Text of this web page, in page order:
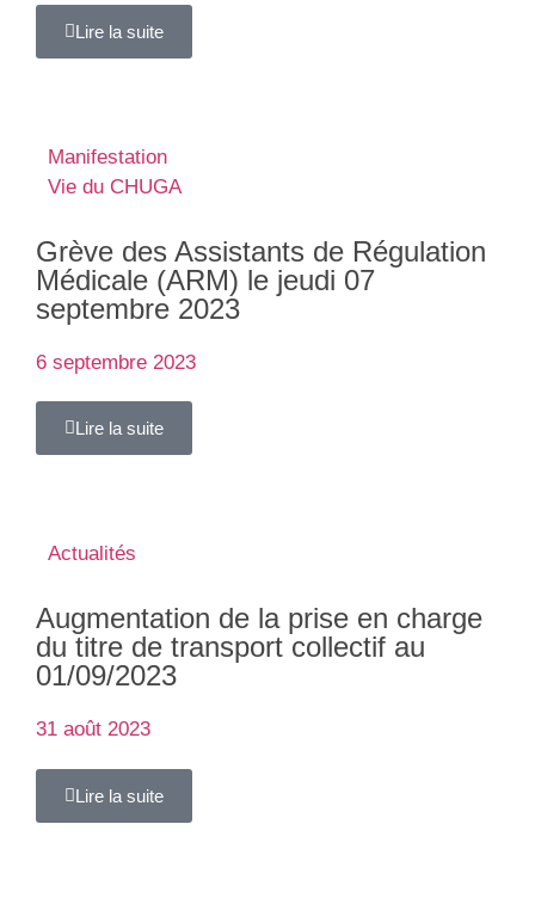
Lire la suite
Manifestation
Vie du CHUGA
Grève des Assistants de Régulation
Médicale (ARM) le jeudi 07
septembre 2023
6 septembre 2023
Lire la suite
Actualités
Augmentation de la prise en charge
du titre de transport collectif au
01/09/2023
31 août 2023
Lire la suite